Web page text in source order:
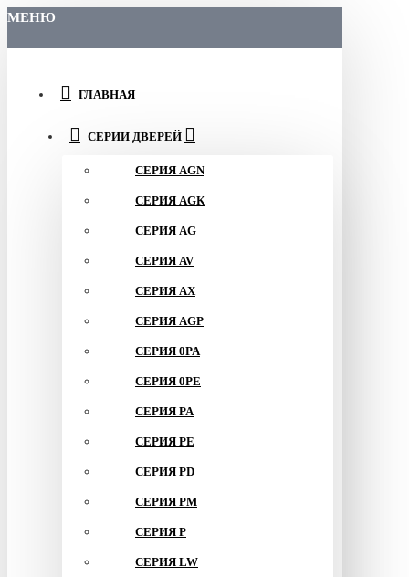
МЕНЮ
ГЛАВНАЯ
СЕРИИ ДВЕРЕЙ
СЕРИЯ AGN
СЕРИЯ AGK
СЕРИЯ AG
СЕРИЯ AV
СЕРИЯ AX
СЕРИЯ AGP
СЕРИЯ 0PA
СЕРИЯ 0PE
СЕРИЯ PA
СЕРИЯ PE
СЕРИЯ PD
СЕРИЯ PM
СЕРИЯ P
СЕРИЯ LW